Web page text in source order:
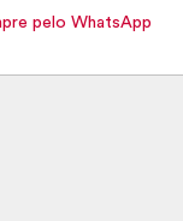
pelo WhatsApp